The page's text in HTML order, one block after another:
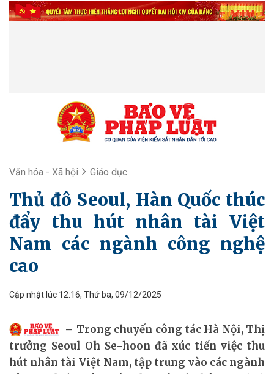
Văn hóa - Xã hội Giáo dục
Thủ đô Seoul, Hàn Quốc thúc
đẩy thu hút nhân tài Việt
Nam các ngành công nghệ
cao
Cập nhật lúc 12:16, Thứ ba, 09/12/2025
Trong chuyến công tác Hà Nội, Thị
trưởng Seoul Oh Se-hoon đã xúc tiến việc thu
hút nhân tài Việt Nam, tập trung vào các ngành